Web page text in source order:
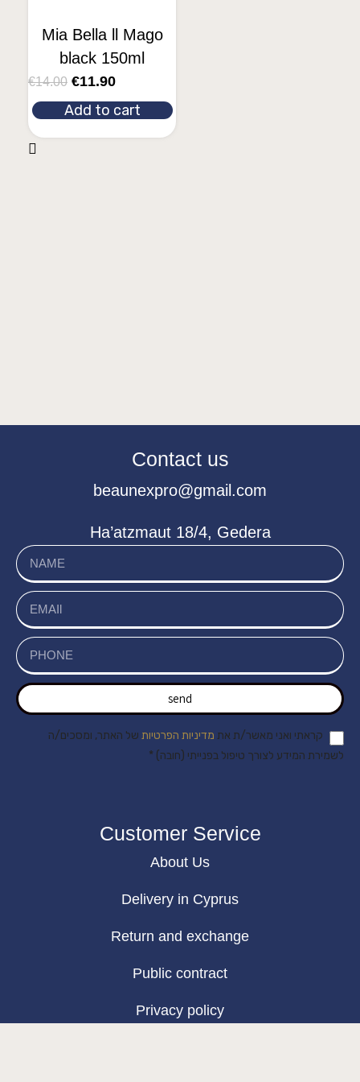
Mia Bella ll Mago
black 150ml
€14.00 €11.90
Add to cart
Contact us
beaunexpro@gmail.com
Ha’atzmaut 18/4, Gedera
send
קראתי ואני מאשר/ת את מדיניות הפרטיות של האתר, ומסכים/ה
לשמירת המידע לצורך טיפול בפנייתי (חובה) *
Customer Service
About Us
Delivery in Cyprus
Return and exchange
Public contract
Privacy policy